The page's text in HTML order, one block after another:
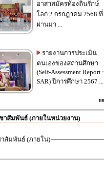
อาสาสมัครท้องถิ่นรักษ์
โลก 2 กรกฎาคม 2568 ที่
ผ่านมา ...
รายงานการประเมิน
ตนเองของสถานศึกษา
(Self-Assessment Report :
าสัมพันธ์ (ภายในหน่วยงาน)
สัมพันธ์ (ภายใน)